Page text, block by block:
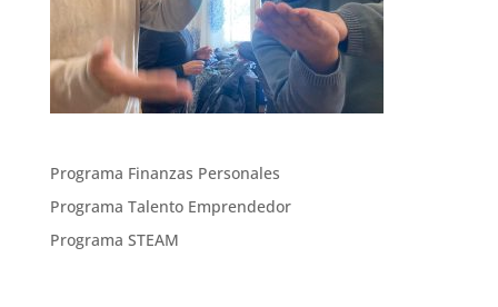
Programa Finanzas Personales
Programa Talento Emprendedor
Programa STEAM